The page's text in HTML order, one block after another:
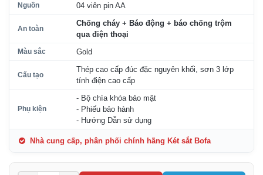
Nguồn 04 viên pin AA
An toàn
Chống cháy + Báo động + báo chống trộm
qua điện thoại
Màu sắc Gold
Cấu tạo
Thép cao cấp đúc đặc nguyên khối, sơn 3 lớp
tính điện cao cấp
Phụ kiện
- Bộ chìa khóa bảo mật
- Phiếu bảo hành
- Hướng Dẫn sử dụng
Nhà cung cấp, phân phối chính hãng Két sắt Bofa